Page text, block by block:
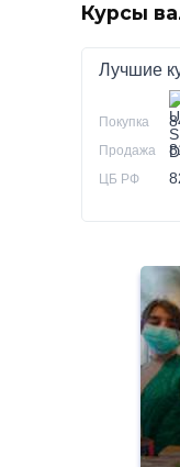
Курсы
Лучшие
Покупка
Продажа
ЦБ РФ